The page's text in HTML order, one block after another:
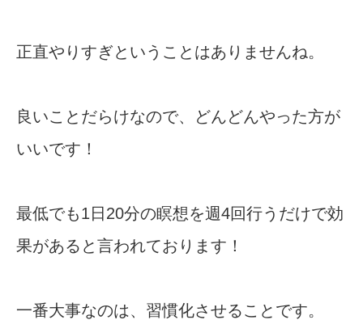
正直やりすぎということはありませんね。
良いことだらけなので、どんどんやった方が
いいです！
最低でも1日20分の瞑想を週4回行うだけで効
果があると言われております！
一番大事なのは、習慣化させることです。